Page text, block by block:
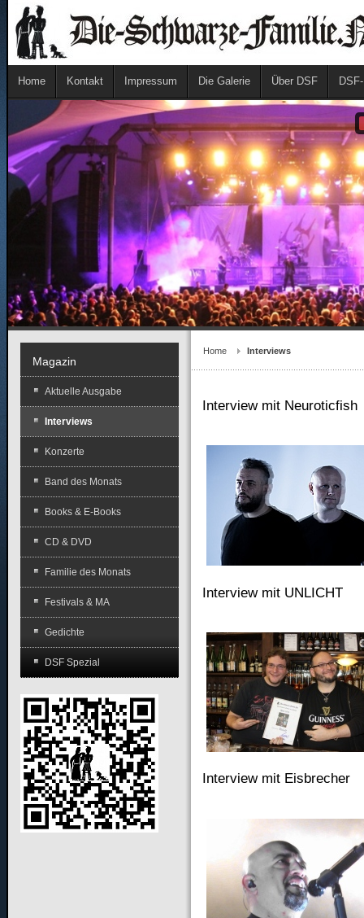
Home Kontakt Impressum Die Galerie Über DSF
Home Interviews
Interview mit Neuroticfish
Interview mit UNLICHT
Interview mit Eisbrecher
Magazin
Aktuelle Ausgabe
Interviews
Konzerte
Band des Monats
Books & E-Books
CD & DVD
Familie des Monats
Festivals & MA
Gedichte
DSF Spezial